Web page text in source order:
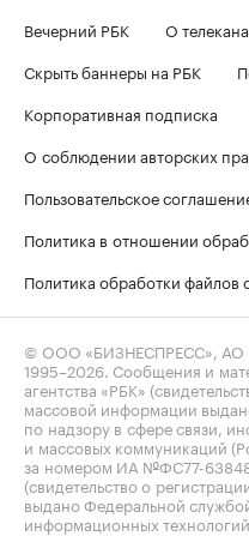
Вечерний РБК
О
Скрыть баннеры на РБК
Корпоративная подписка
О соблюдении авторских
Пользовательское
Политика в отношении
Политика обработки файлов
© ООО «БИЗНЕСПРЕСС»,
1995–2026. Сообщения и
агентства «РБК»
массовой информации
по надзору в сфере связи,
и массовых коммуникаций
за номером ИА №ФС77-
(свидетельство о
выдано Федеральной
информационных